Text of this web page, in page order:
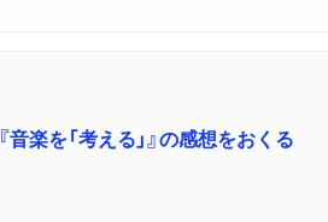
『音楽を「考える」』の感想をおくる